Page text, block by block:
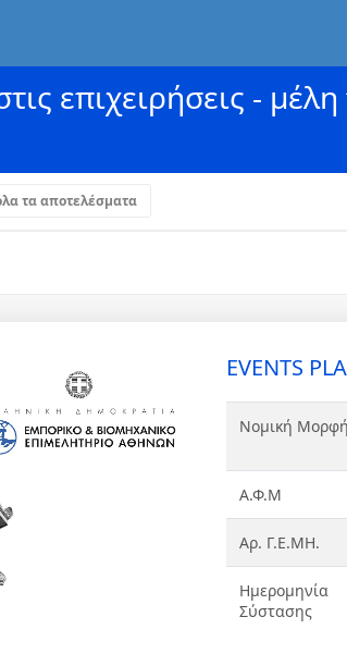
επιχειρήσεις -
τα αποτελέσματα
EVENTS
Νομική Μορφή
Α.Φ.Μ
Αρ. Γ.Ε.ΜΗ.
Ημερομηνία
Σύστασης